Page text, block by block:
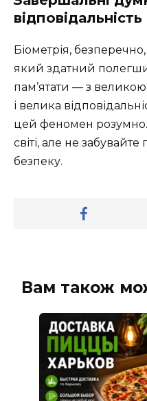
відповідальність
Біометрія,
який здатний
пам’ятати — з
і велика
цей феномен розумно.
світі, але не
безпеку.
Вам також